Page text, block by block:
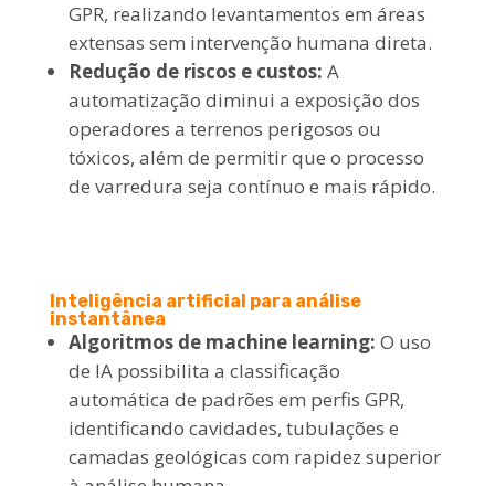
GPR, realizando levantamentos em áreas
extensas sem intervenção humana direta.
Redução de riscos e custos: A
automatização diminui a exposição dos
operadores a terrenos perigosos ou
tóxicos, além de permitir que o processo
de varredura seja contínuo e mais rápido.
Inteligência artificial para análise
instantânea
Algoritmos de machine learning: O uso
de IA possibilita a classificação
automática de padrões em perfis GPR,
identificando cavidades, tubulações e
camadas geológicas com rapidez superior